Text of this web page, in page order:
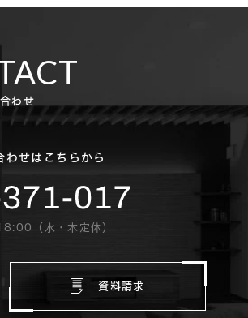
わせ
わせはこちらから
（水・木定休）
資料請求